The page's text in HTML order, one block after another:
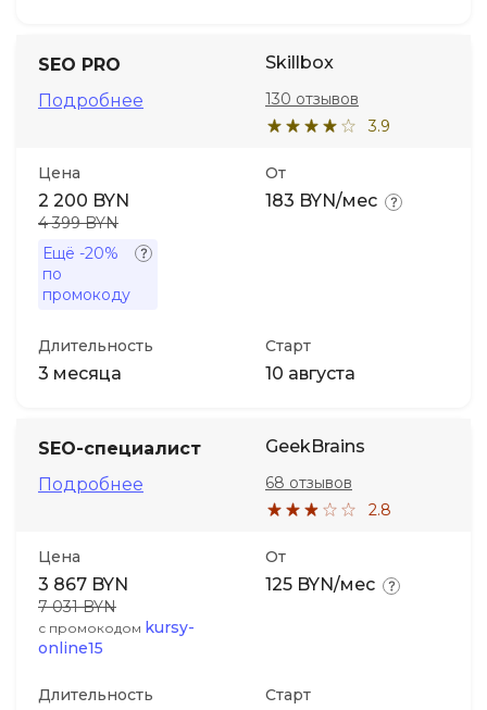
SEO PRO
Подробнее
Skillbox
3.9
130 отзывов
Цена
2 200 BYN
4 399 BYN
Ещё -20%
по
промокоду
От
183 BYN/мес
Длительность
3 месяца
Старт
10 августа
SEO-специалист
Подробнее
GeekBrains
2.8
68 отзывов
Цена
3 867 BYN
7 031 BYN
с промокодом kursy-
online15
От
125 BYN/мес
Длительность Старт